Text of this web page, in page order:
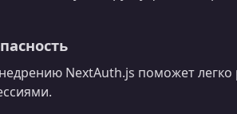
NextAuth.js поможет легко